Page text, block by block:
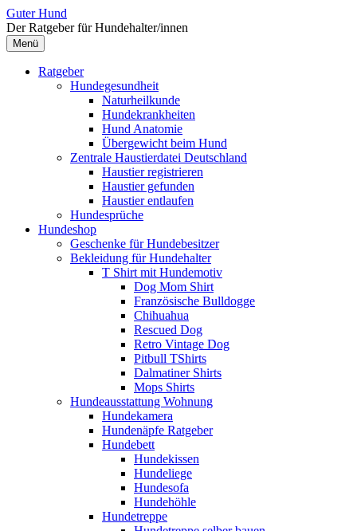
Zum
Inhalt
überspringen
Guter Hund
Der Ratgeber für Hundehalter/innen
Menü
Ratgeber
Hundegesundheit
Naturheilkunde
Hundekrankheiten
Hund Anatomie
Übergewicht beim Hund
Zentrale Haustierdatei Deutschland
Haustier registrieren
Haustier gefunden
Haustier entlaufen
Hundesprüche
Hundeshop
Geschenke für Hundebesitzer
Bekleidung für Hundehalter
T Shirt mit Hundemotiv
Dog Mom Shirt
Französische Bulldogge
Chihuahua
Rescued Dog
Retro Vintage Dog
Pitbull TShirts
Dalmatiner Shirts
Mops Shirts
Hundeausstattung Wohnung
Hundekamera
Hundenäpfe Ratgeber
Hundebett
Hundekissen
Hundeliege
Hundesofa
Hundehöhle
Hundetreppe